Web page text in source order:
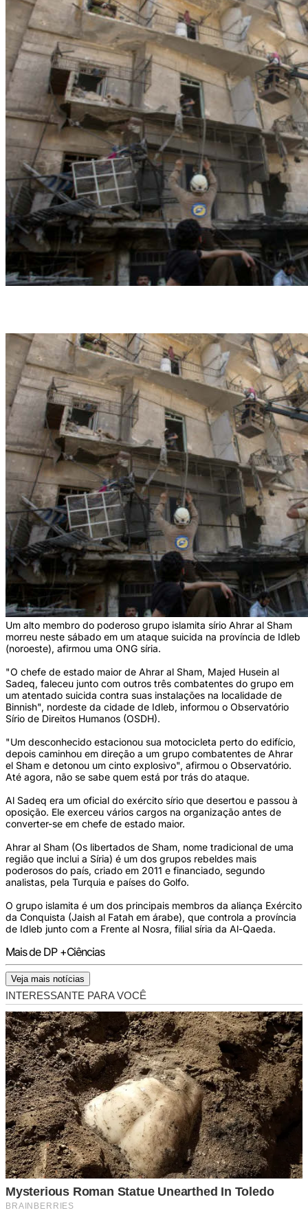
Um alto membro do poderoso grupo islamita sírio Ahrar al Sham
morreu neste sábado em um ataque suicida na província de Idleb
(noroeste), afirmou uma ONG síria.
"O chefe de estado maior de Ahrar al Sham, Majed Husein al
Sadeq, faleceu junto com outros três combatentes do grupo em
um atentado suicida contra suas instalações na localidade de
Binnish", nordeste da cidade de Idleb, informou o Observatório
Sírio de Direitos Humanos (OSDH).
"Um desconhecido estacionou sua motocicleta perto do edifício,
depois caminhou em direção a um grupo combatentes de Ahrar
el Sham e detonou um cinto explosivo", afirmou o Observatório.
Até agora, não se sabe quem está por trás do ataque.
Al Sadeq era um oficial do exército sírio que desertou e passou à
oposição. Ele exerceu vários cargos na organização antes de
converter-se em chefe de estado maior.
Ahrar al Sham (Os libertados de Sham, nome tradicional de uma
região que inclui a Síria) é um dos grupos rebeldes mais
poderosos do país, criado em 2011 e financiado, segundo
analistas, pela Turquia e países do Golfo.
O grupo islamita é um dos principais membros da aliança Exército
da Conquista (Jaish al Fatah em árabe), que controla a província
de Idleb junto com a Frente al Nosra, filial síria da Al-Qaeda.
Mais de DP +Ciências
Veja mais notícias